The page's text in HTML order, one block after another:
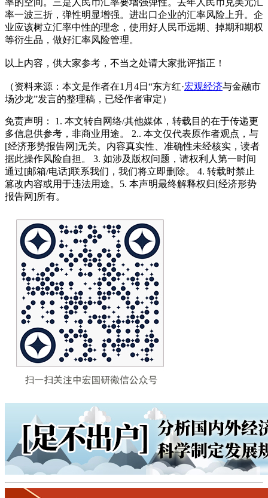
率一波三折，弹性明显增强。进出口企业的汇率风险上升。企
业应该树立汇率中性的理念，使用好人民币远期、掉期和期权
等衍生品，做好汇率风险管理。
以上内容，供大家参考，不当之处请大家批评指正！
（资料来源：本文是作者在1月4日“东方红·宏观经济与金融市
场沙龙”发言的整理稿，已经作者审定）
免责声明： 1. 本文转自网络/其他媒体，转载目的在于传递更
多信息供参考，非商业用途。 2.. 本文仅代表原作者观点，与
[经济形势报告网]无关。内容真实性、准确性未经核实，读者
据此操作风险自担。 3. 如涉及版权问题，请权利人第一时间
通过[邮箱/电话]联系我们，我们将立即删除。 4. 转载时禁止
篡改内容或用于违法用途。5. 本声明最终解释权归[经济形势
报告网]所有。